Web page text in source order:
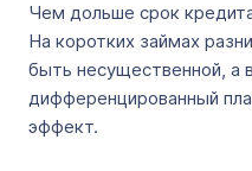
Чем дольше срок
На коротких займах
быть несущественной, а
дифференцированный
эффект.